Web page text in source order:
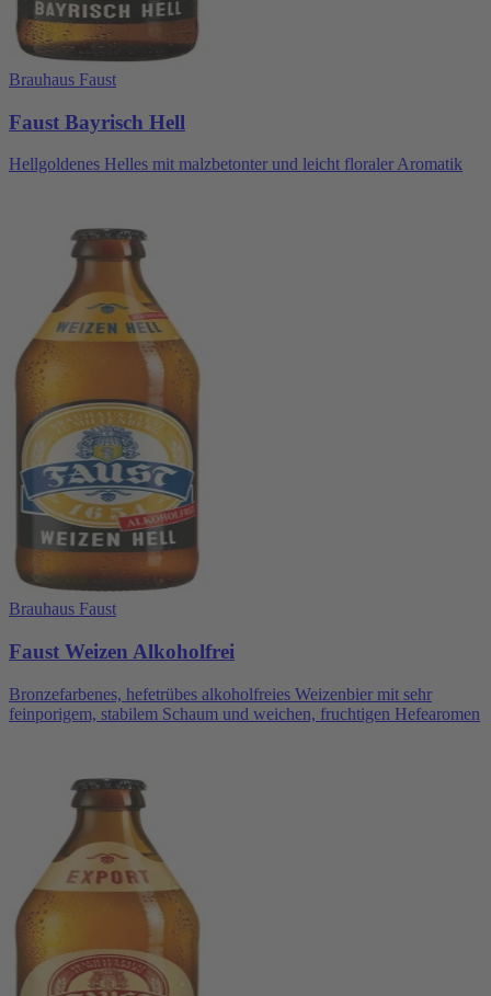
Brauhaus Faust
Faust Bayrisch Hell
Hellgoldenes Helles mit malzbetonter und leicht floraler Aromatik
Brauhaus Faust
Faust Weizen Alkoholfrei
Bronzefarbenes, hefetrübes alkoholfreies Weizenbier mit sehr
feinporigem, stabilem Schaum und weichen, fruchtigen Hefearomen